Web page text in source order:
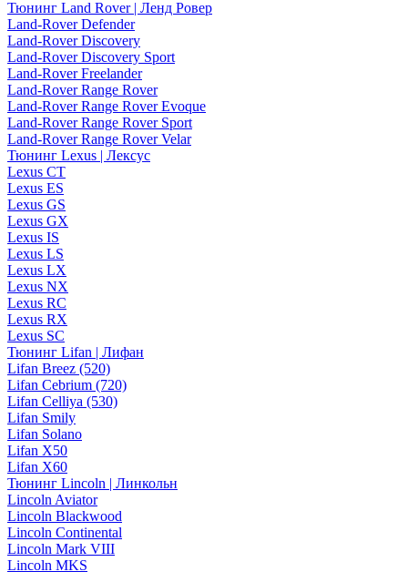
Тюнинг Land Rover | Ленд Ровер
Land-Rover Defender
Land-Rover Discovery
Land-Rover Discovery Sport
Land-Rover Freelander
Land-Rover Range Rover
Land-Rover Range Rover Evoque
Land-Rover Range Rover Sport
Land-Rover Range Rover Velar
Тюнинг Lexus | Лексус
Lexus CT
Lexus ES
Lexus GS
Lexus GX
Lexus IS
Lexus LS
Lexus LX
Lexus NX
Lexus RC
Lexus RX
Lexus SC
Тюнинг Lifan | Лифан
Lifan Breez (520)
Lifan Cebrium (720)
Lifan Celliya (530)
Lifan Smily
Lifan Solano
Lifan X50
Lifan X60
Тюнинг Lincoln | Линкольн
Lincoln Aviator
Lincoln Blackwood
Lincoln Continental
Lincoln Mark VIII
Lincoln MKS